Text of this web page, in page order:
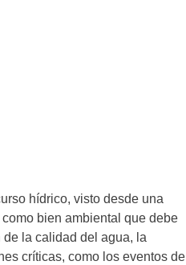
hídrico, visto desde una
bien ambiental que debe
la calidad del agua, la
críticas, como los eventos de